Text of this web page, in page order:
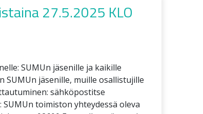
27.5.2025 KLO
SUMUn jäsenille ja kaikille
SUMUn jäsenille, muille osallistujille
sähköpostitse
SUMUn toimiston yhteydessä oleva